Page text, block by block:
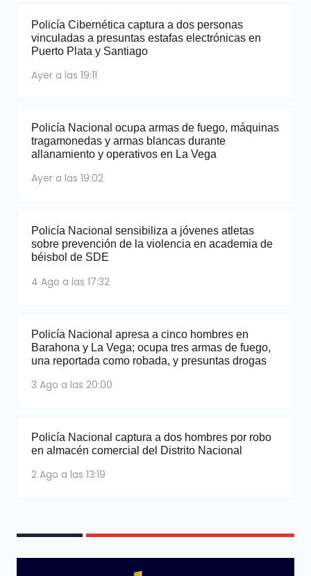
Policía Cibernética captura a dos personas
vinculadas a presuntas estafas electrónicas en
Puerto Plata y Santiago
Ayer a las 19:11
Policía Nacional ocupa armas de fuego, máquinas
tragamonedas y armas blancas durante
allanamiento y operativos en La Vega
Ayer a las 19:02
Policía Nacional sensibiliza a jóvenes atletas
sobre prevención de la violencia en academia de
béisbol de SDE
4 Ago a las 17:32
Policía Nacional apresa a cinco hombres en
Barahona y La Vega; ocupa tres armas de fuego,
una reportada como robada, y presuntas drogas
3 Ago a las 20:00
Policía Nacional captura a dos hombres por robo
en almacén comercial del Distrito Nacional
2 Ago a las 13:19